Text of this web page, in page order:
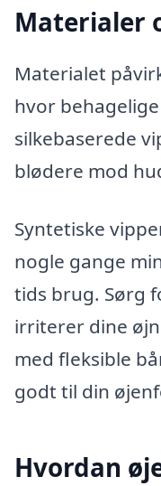
Materialer
Materialet
hvor
silkebaserede
blødere mod
Syntetiske
nogle gange
tids brug. Sørg
irriterer dine
med fleksible
godt til din
Hvordan